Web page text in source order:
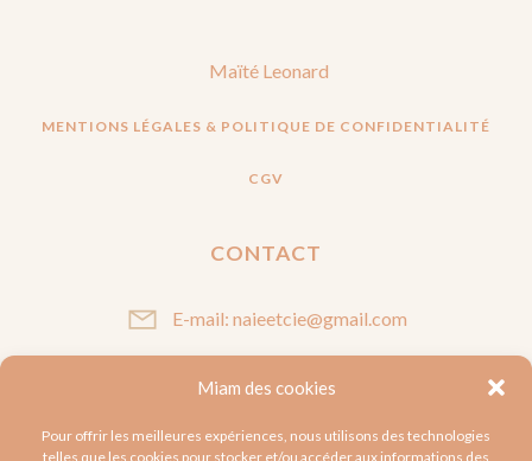
Miam des cookies
Pour offrir les meilleures expériences, nous utilisons des technologies
telles que les cookies pour stocker et/ou accéder aux informations des
Maïté Leonard
MENTIONS LÉGALES & POLITIQUE DE CONFIDENTIALITÉ
CGV
CONTACT
E-mail: naieetcie@gmail.com